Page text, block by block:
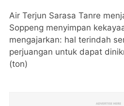
Air Terjun Sarasa Tanre
Soppeng menyimpan
mengajarkan: hal terindah
perjuangan untuk dapat
(ton)